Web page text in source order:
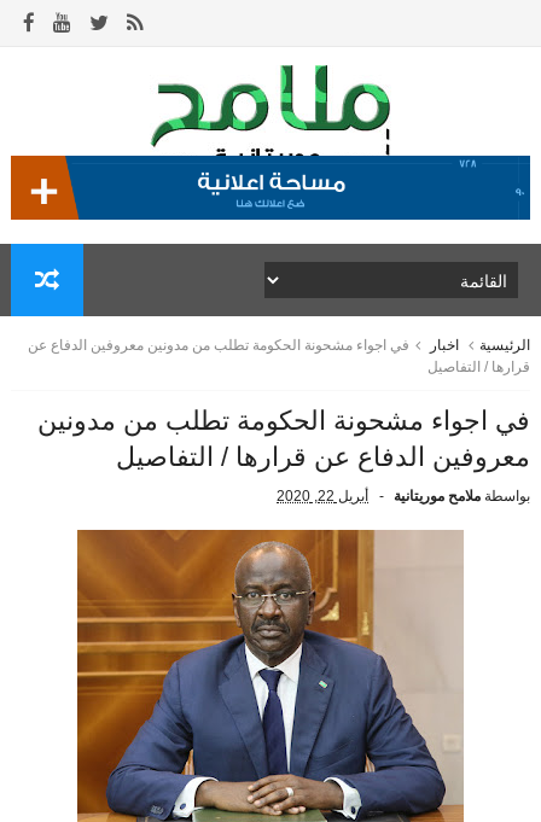
الرئيسية اخبار
في اجواء مشحونة الحكومة تطلب من مدونين معروفين الدفاع عن
قرارها / التفاصيل
في اجواء مشحونة الحكومة تطلب من مدونين
معروفين الدفاع عن قرارها / التفاصيل
بواسطة ملامح موريتانية أبريل 22, 2020